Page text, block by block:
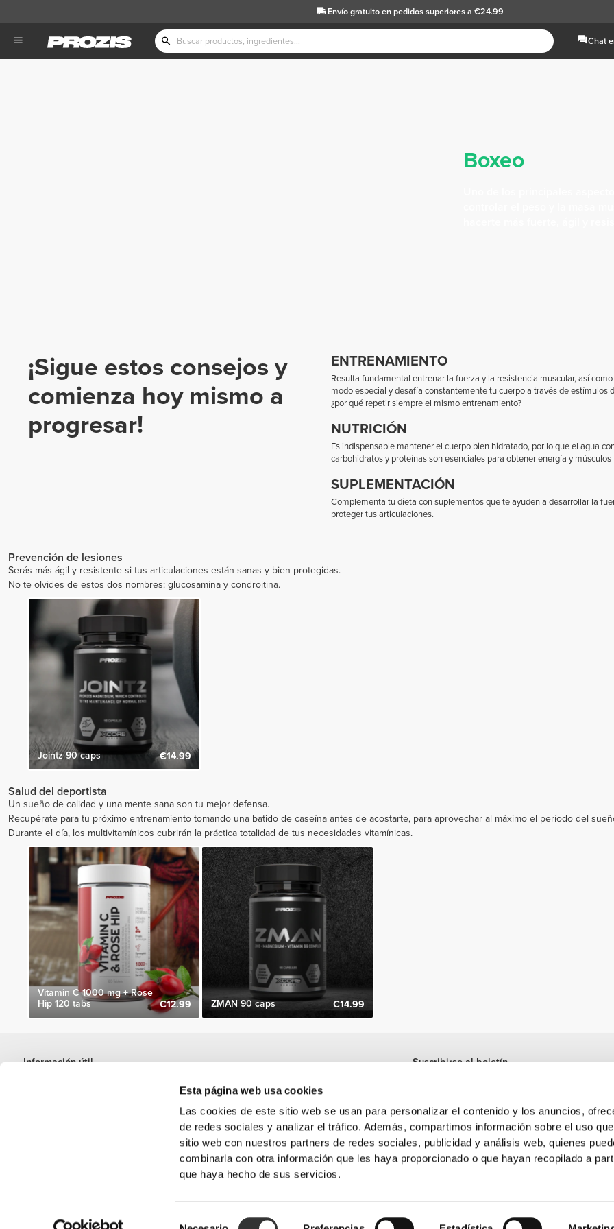
Esta página web usa cookies
Las cookies de este sitio web se usan para personalizar el contenido y los anuncios,
de redes sociales y analizar el tráfico. Además, compartimos información sobre el uso
sitio web con nuestros partners de redes sociales, publicidad y análisis web, quienes
combinarla con otra información que les haya proporcionado o que hayan recopilado a
que haya hecho de sus servicios.
Envío gratuitoen pedidos superiores a €24.99
Chat
Boxeo
¡Sigue estos consejos y
comienza hoy mismo a
progresar!
ENTRENAMIENTO
Resulta fundamental entrenar la fuerza y la resistencia muscular, así
modo especial y desafía constantemente tu cuerpo a través de
¿por qué repetir siempre el mismo entrenamiento?
NUTRICIÓN
Es indispensable mantener el cuerpo bien hidratado, por lo que el agua
carbohidratos y proteínas son esenciales para obtener energía y músculos
SUPLEMENTACIÓN
Complementa tu dieta con suplementos que te ayuden a desarrollar la
proteger tus articulaciones.
Prevención de lesiones
Serás más ágil y resistente si tus articulaciones están sanas y bien protegidas.
No te olvides de estos dos nombres: glucosamina y condroitina.
Jointz 90 caps €14.99
Salud del deportista
Un sueño de calidad y una mente sana son tu mejor defensa.
Recupérate para tu próximo entrenamiento tomando una batido de caseína antes de acostarte, para aprovechar al máximo el período del
Durante el día, los multivitamínicos cubrirán la práctica totalidad de tus necesidades vitamínicas.
Vitamin C 1000 mg + Rose
Hip 120 tabs
€12.99 ZMAN 90 caps €14.99
Información útil
Suscribirse al boletín